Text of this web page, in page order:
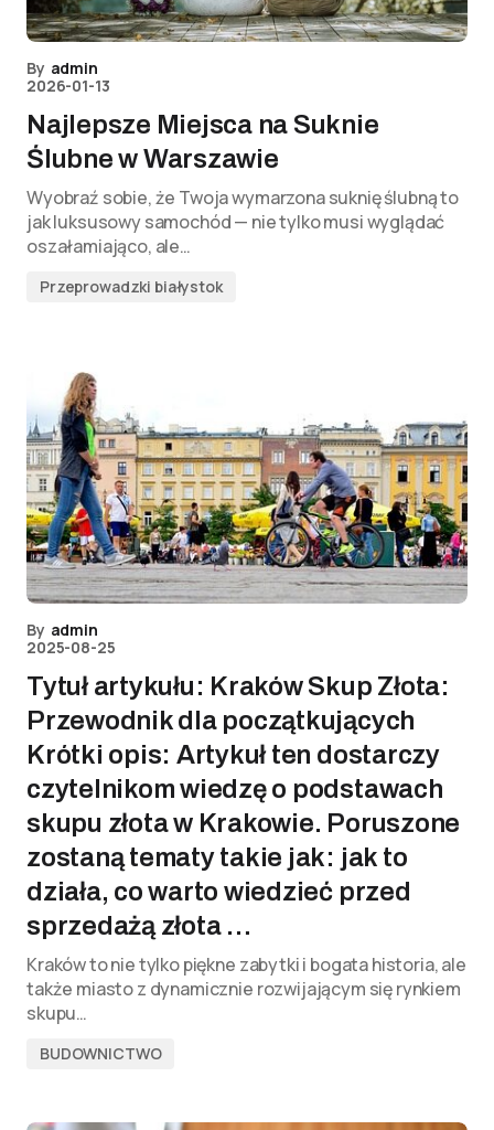
By admin
2026-01-13
Najlepsze Miejsca na Suknie
Ślubne w Warszawie
Wyobraź sobie, że Twoja wymarzona suknię ślubną to
jak luksusowy samochód — nie tylko musi wyglądać
oszałamiająco, ale…
Przeprowadzki białystok
By admin
2025-08-25
Tytuł artykułu: Kraków Skup Złota:
Przewodnik dla początkujących
Krótki opis: Artykuł ten dostarczy
czytelnikom wiedzę o podstawach
skupu złota w Krakowie. Poruszone
zostaną tematy takie jak: jak to
działa, co warto wiedzieć przed
sprzedażą złota …
Kraków to nie tylko piękne zabytki i bogata historia, ale
także miasto z dynamicznie rozwijającym się rynkiem
skupu…
BUDOWNICTWO